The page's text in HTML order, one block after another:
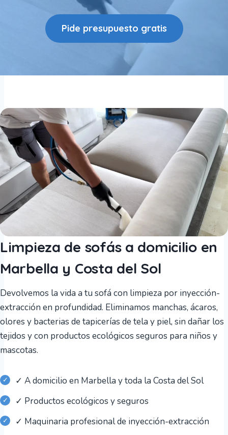
Pide presupuesto gratis
Limpieza de sofás a domicilio en
Marbella y Costa del Sol
Devolvemos la vida a tu sofá con limpieza por inyección-
extracción en profundidad. Eliminamos manchas, ácaros,
olores y bacterias de tapicerías de tela y piel, sin dañar los
tejidos y con productos ecológicos seguros para niños y
mascotas.
✓ A domicilio en Marbella y toda la Costa del Sol
✓ Productos ecológicos y seguros
✓ Maquinaria profesional de inyección-extracción